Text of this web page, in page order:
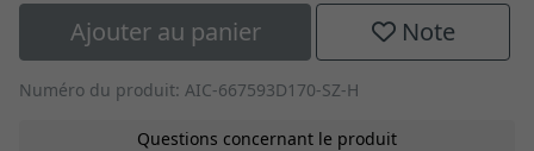
Ajouter au panier Note
Numéro du produit: AIC-667593D170-SZ-H
Questions concernant le produit